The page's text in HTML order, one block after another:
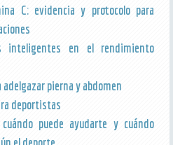
C: evidencia y protocolo para
inteligentes en el rendimiento
pierna y abdomen
deportistas
puede ayudarte y cuándo